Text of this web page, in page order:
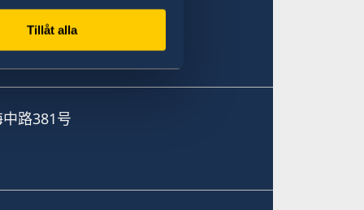
Tillåt alla
号
路381号